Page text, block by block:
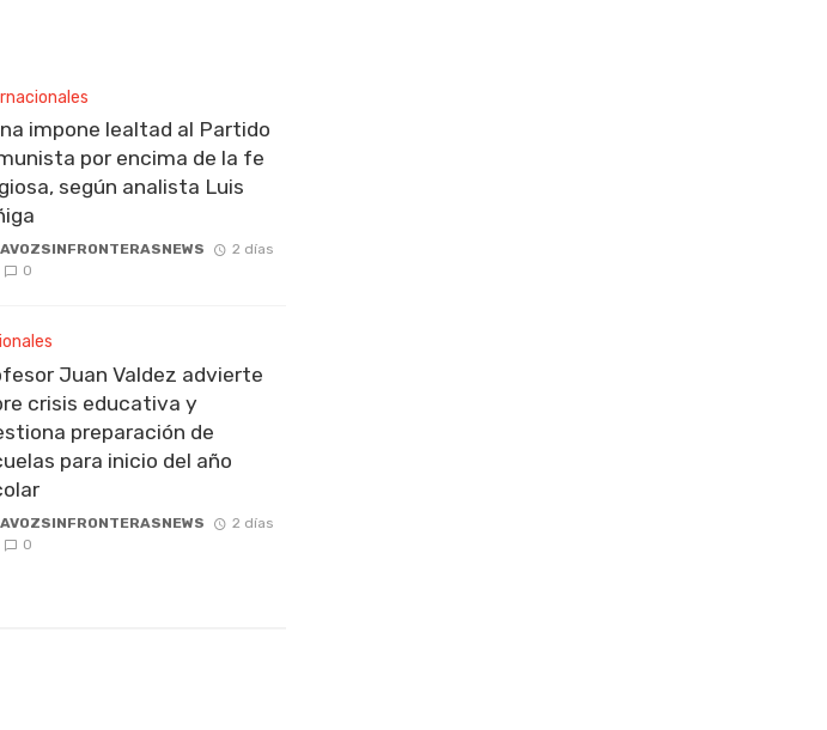
impone lealtad al Partido
por encima de la fe
según analista Luis
2 días
0
Juan Valdez advierte
crisis educativa y
preparación de
para inicio del año
2 días
0